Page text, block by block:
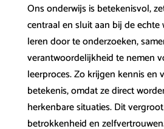
Ons onderwijs is betekenisvol,
centraal en sluit aan bij de echte
leren door te onderzoeken,
verantwoordelijkheid te nemen
leerproces. Zo krijgen kennis en
betekenis, omdat ze direct
herkenbare situaties. Dit
betrokkenheid en